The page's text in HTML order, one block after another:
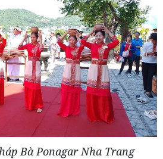
Bà Ponagar Nha Trang